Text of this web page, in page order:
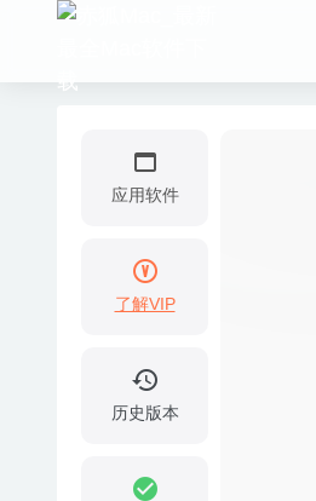
应用软件
了解VIP
历史版本